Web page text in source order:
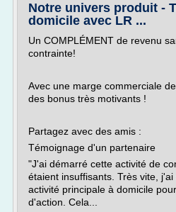
Notre univers produit -
domicile avec LR ...
Un COMPLÉMENT de revenu
contrainte!
Avec une marge commerciale
des bonus très motivants !
Partagez avec des amis :
Témoignage d'un partenaire
"J'ai démarré cette activité de
étaient insuffisants. Très vite,
activité principale à domicile
d'action. Cela...